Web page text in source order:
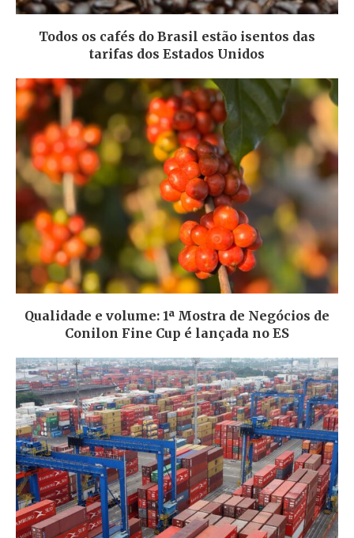
Todos os cafés do Brasil estão isentos das
tarifas dos Estados Unidos
Qualidade e volume: 1ª Mostra de Negócios de
Conilon Fine Cup é lançada no ES